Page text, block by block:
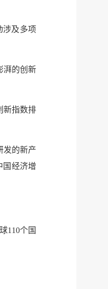
涉及多项
湃的创新
新指数排
发的新产
国经济增
110个国